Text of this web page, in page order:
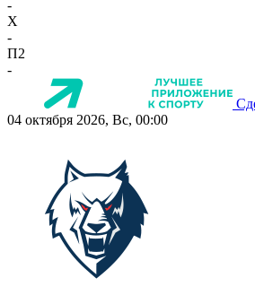
-
X
-
П2
-
04 октября 2026, Вс, 00:00